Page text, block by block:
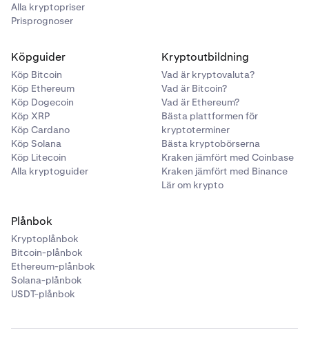
Alla kryptopriser
Prisprognoser
Köpguider
Köp Bitcoin
Köp Ethereum
Köp Dogecoin
Köp XRP
Köp Cardano
Köp Solana
Köp Litecoin
Alla kryptoguider
Kryptoutbildning
Vad är kryptovaluta?
Vad är Bitcoin?
Vad är Ethereum?
Bästa plattformen för
kryptoterminer
Bästa kryptobörserna
Kraken jämfört med Coinbase
Kraken jämfört med Binance
Lär om krypto
Plånbok
Kryptoplånbok
Bitcoin-plånbok
Ethereum-plånbok
Solana-plånbok
USDT-plånbok